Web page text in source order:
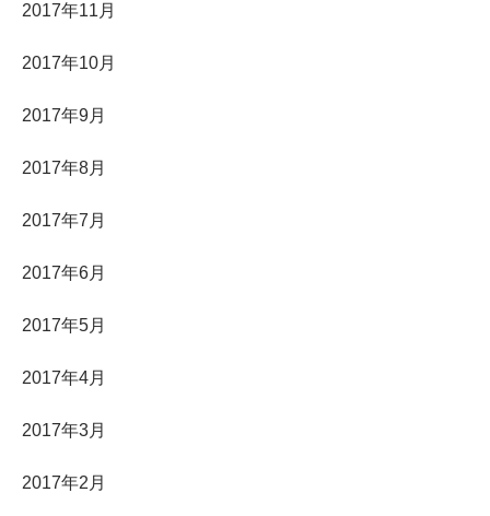
2017年11月
2017年10月
2017年9月
2017年8月
2017年7月
2017年6月
2017年5月
2017年4月
2017年3月
2017年2月